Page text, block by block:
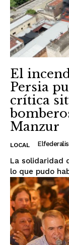
El
Persia
crítica
Manzur
LOCAL
La solidaridad
lo que pudo